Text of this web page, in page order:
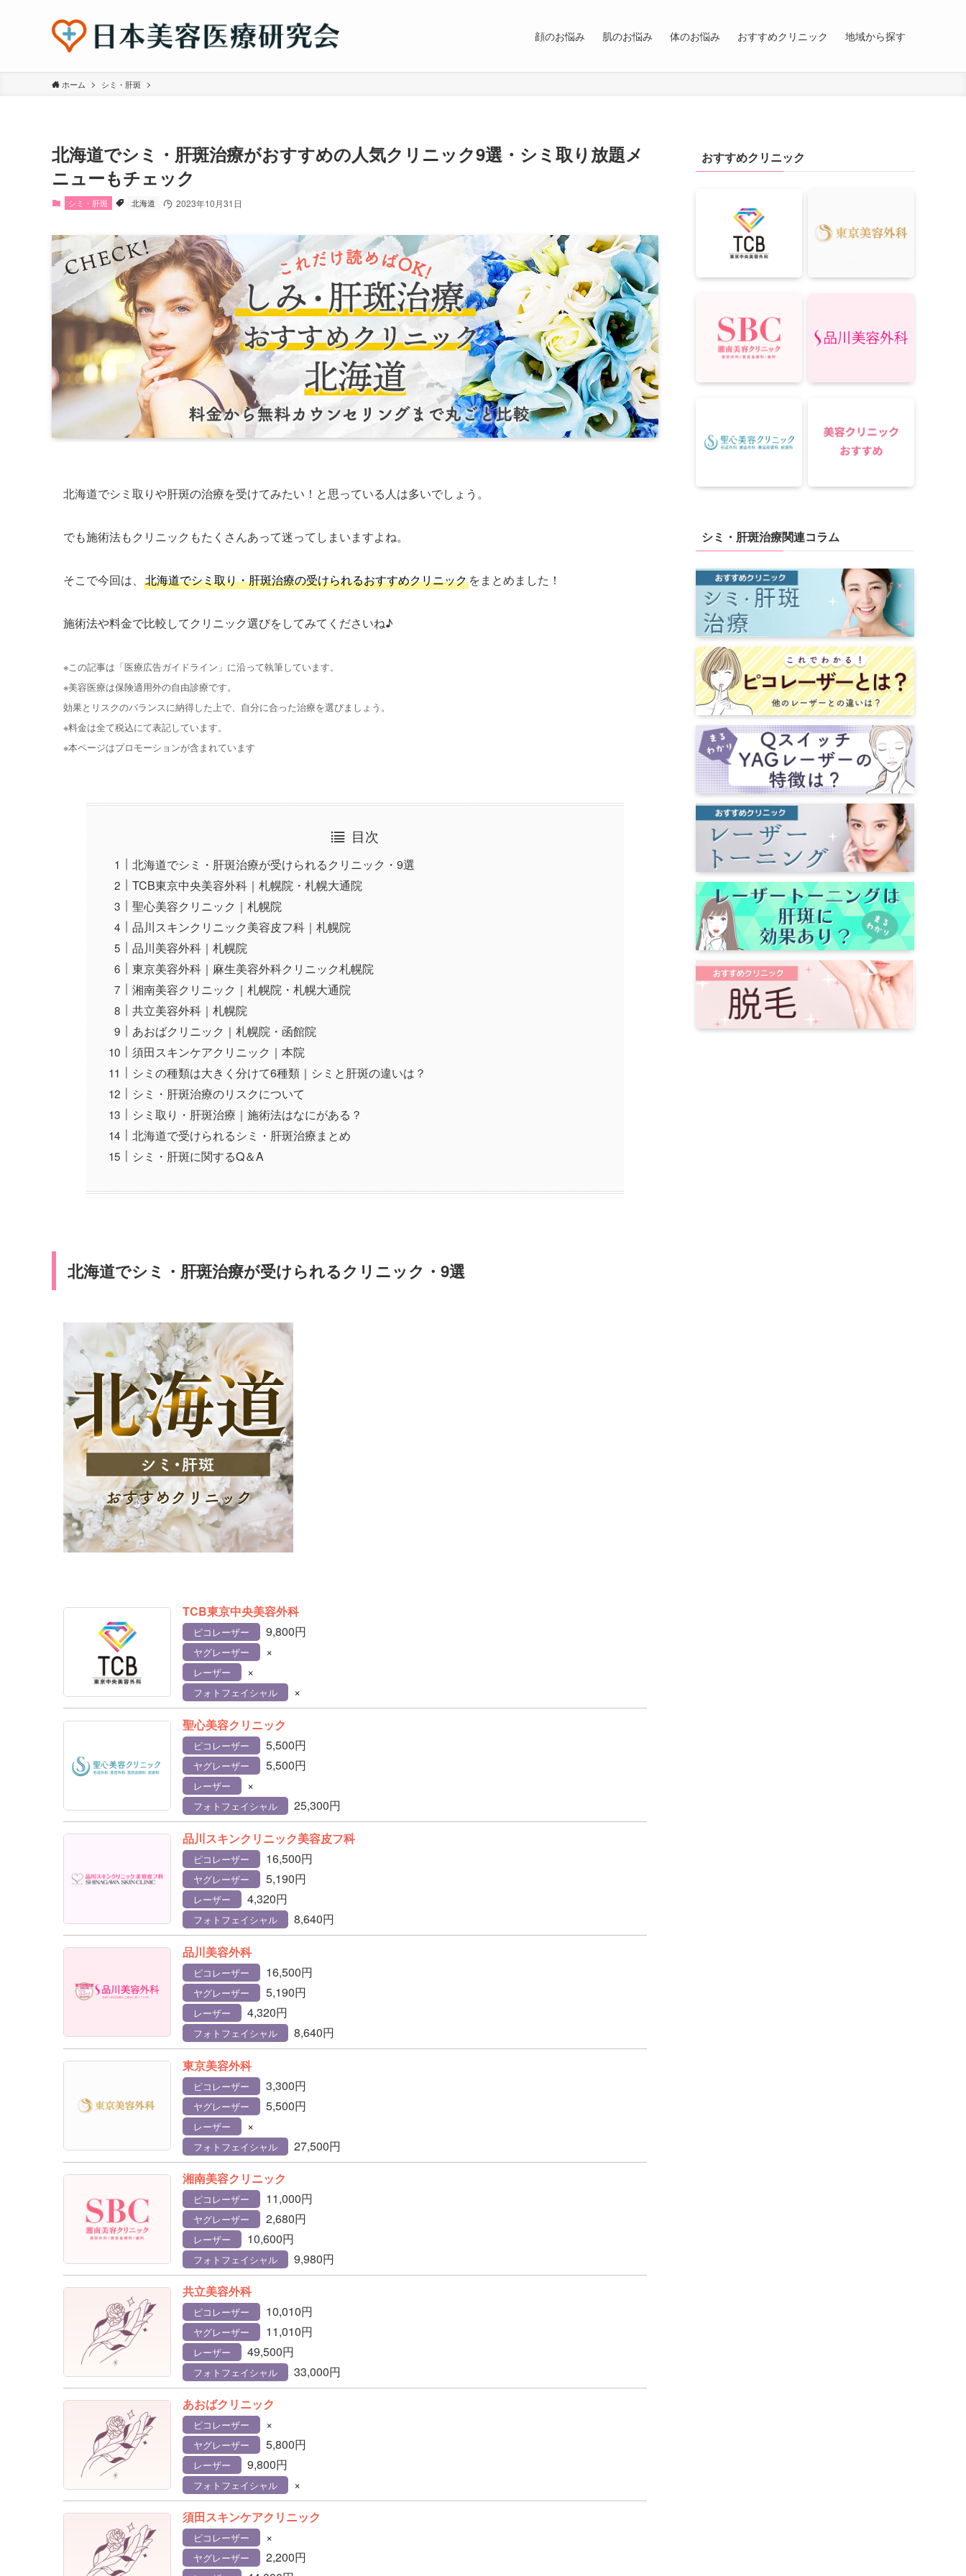
顔のお悩み 肌のお悩み 体のお悩み おすすめクリニック 地域から探す
ホーム シミ・肝斑
北海道でシミ・肝斑治療がおすすめの人気クリニック9選・シミ取り放題メ
ニューもチェック
シミ・肝斑 北海道 2023年10月31日
北海道でシミ取りや肝斑の治療を受けてみたい！と思っている人は多いでしょう。
でも施術法もクリニックもたくさんあって迷ってしまいますよね。
そこで今回は、 北海道でシミ取り・肝斑治療の受けられるおすすめクリニックをまとめました！
施術法や料金で比較してクリニック選びをしてみてくださいね♪
※この記事は「医療広告ガイドライン」に沿って執筆しています。
※美容医療は保険適用外の自由診療です。
効果とリスクのバランスに納得した上で、自分に合った治療を選びましょう。
※料金は全て税込にて表記しています。
※本ページはプロモーションが含まれています
目次
北海道でシミ・肝斑治療が受けられるクリニック・9選
TCB東京中央美容外科｜札幌院・札幌大通院
聖心美容クリニック｜札幌院
品川スキンクリニック美容皮フ科｜札幌院
品川美容外科｜札幌院
東京美容外科｜麻生美容外科クリニック札幌院
湘南美容クリニック｜札幌院・札幌大通院
共立美容外科｜札幌院
あおばクリニック｜札幌院・函館院
須田スキンケアクリニック｜本院
シミの種類は大きく分けて6種類｜シミと肝斑の違いは？
シミ・肝斑治療のリスクについて
シミ取り・肝斑治療｜施術法はなにがある？
北海道で受けられるシミ・肝斑治療まとめ
シミ・肝斑に関するQ＆A
北海道でシミ・肝斑治療が受けられるクリニック・9選
TCB東京中央美容外科
ピコレーザー 9,800円
ヤグレーザー ×
レーザー ×
フォトフェイシャル
×
聖心美容クリニック
ピコレーザー 5,500円
ヤグレーザー 5,500円
レーザー ×
フォトフェイシャル
25,300円
品川スキンクリニック美容皮フ科
ピコレーザー 16,500円
ヤグレーザー 5,190円
レーザー 4,320円
フォトフェイシャル
8,640円
品川美容外科
ピコレーザー 16,500円
ヤグレーザー 5,190円
レーザー 4,320円
フォトフェイシャル
8,640円
東京美容外科
ピコレーザー 3,300円
ヤグレーザー 5,500円
レーザー ×
フォトフェイシャル
27,500円
湘南美容クリニック
ピコレーザー 11,000円
ヤグレーザー 2,680円
レーザー 10,600円
フォトフェイシャル
9,980円
共立美容外科
ピコレーザー 10,010円
ヤグレーザー 11,010円
レーザー 49,500円
フォトフェイシャル
33,000円
あおばクリニック
ピコレーザー ×
ヤグレーザー 5,800円
レーザー 9,800円
フォトフェイシャル
×
須田スキンケアクリニック
ピコレーザー ×
ヤグレーザー 2,200円
おすすめクリニック
シミ・肝斑治療関連コラム